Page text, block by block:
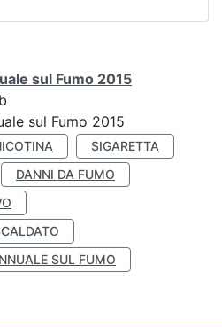
sul Fumo 2015
sul Fumo 2015
SIGARETTA
DANNI DA FUMO
SUL FUMO